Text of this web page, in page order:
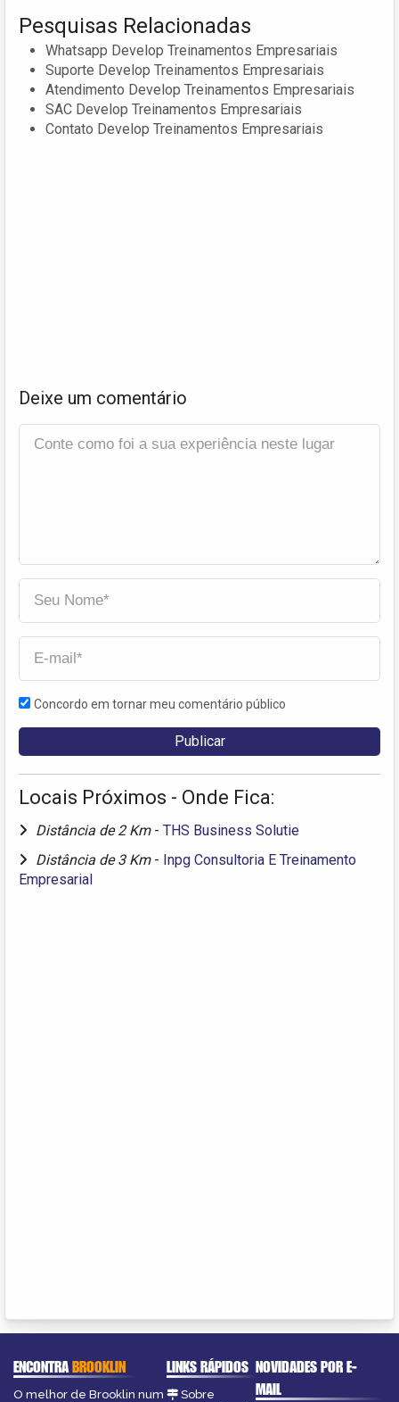
Pesquisas Relacionadas
Whatsapp Develop Treinamentos Empresariais
Suporte Develop Treinamentos Empresariais
Atendimento Develop Treinamentos Empresariais
SAC Develop Treinamentos Empresariais
Contato Develop Treinamentos Empresariais
Deixe um comentário
Concordo em tornar meu comentário público
Locais Próximos - Onde Fica:
Distância de 2 Km - THS Business Solutie
Distância de 3 Km - Inpg Consultoria E Treinamento
Empresarial
ENCONTRABROOKLIN
O melhor de Brooklin num
LINKS RÁPIDOS
Sobre
NOVIDADES POR E-
MAIL